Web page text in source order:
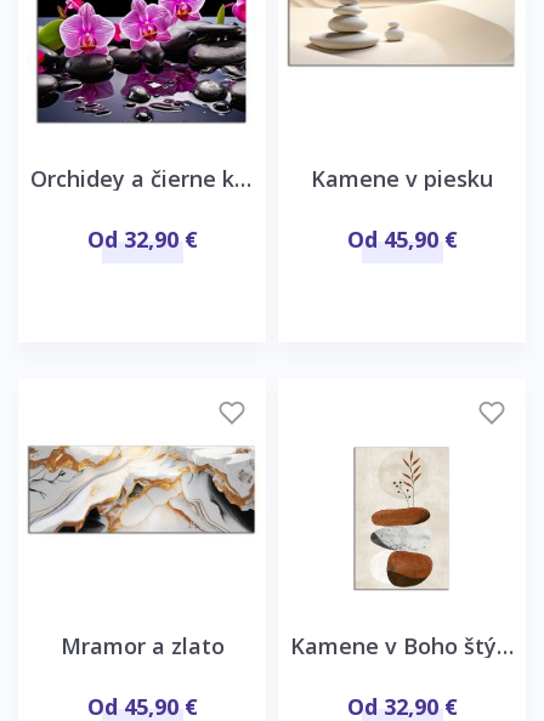
Orchidey a čierne kamene
Od 32,90 €
Kamene v piesku
Od 45,90 €
Mramor a zlato
Od 45,90 €
Kamene v Boho štýle
Od 32,90 €